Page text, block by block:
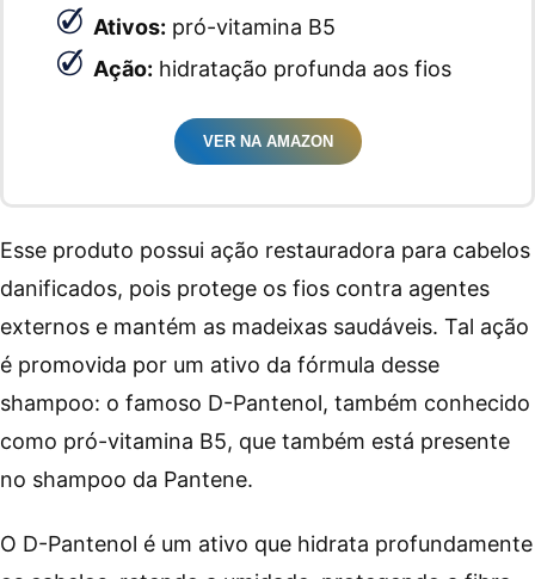
Ativos: pró-vitamina B5
Ação: hidratação profunda aos fios
VER NA AMAZON
Esse produto possui ação restauradora para cabelos
danificados, pois protege os fios contra agentes
externos e mantém as madeixas saudáveis. Tal ação
é promovida por um ativo da fórmula desse
shampoo: o famoso D-Pantenol, também conhecido
como pró-vitamina B5, que também está presente
no shampoo da Pantene.
O D-Pantenol é um ativo que hidrata profundamente